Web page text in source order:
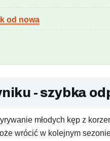
od nowa
- szybka
młodych kęp z
wrócić w kolejnym